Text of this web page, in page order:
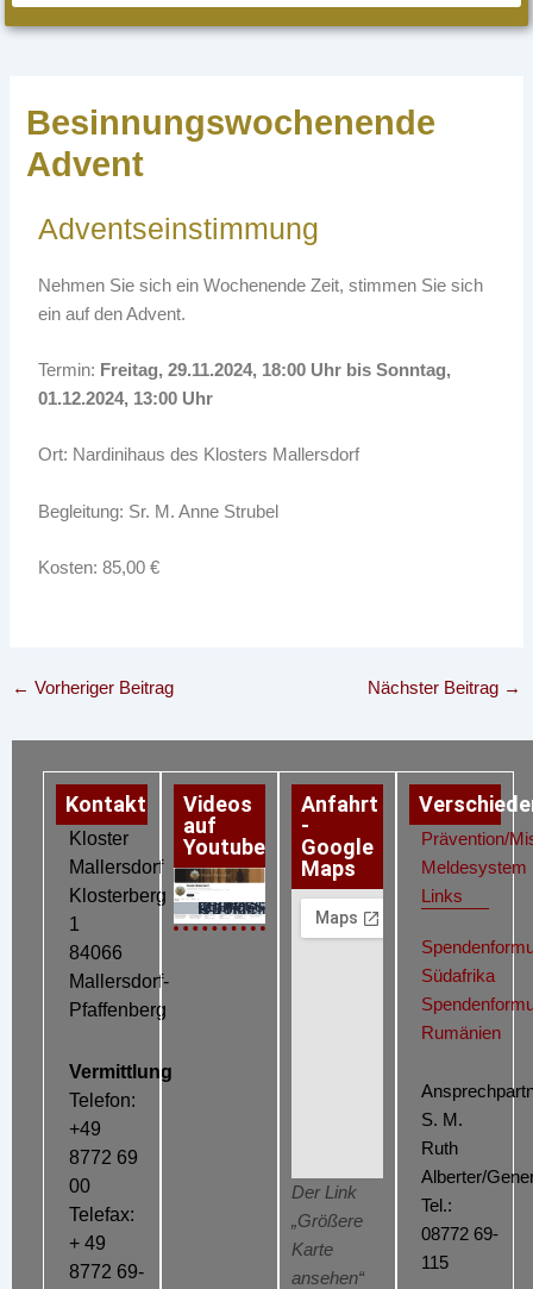
Besinnungswochenende
Advent
Adventseinstimmung
Nehmen Sie sich ein Wochenende Zeit, stimmen Sie sich
ein auf den Advent.
Termin: Freitag, 29.11.2024, 18:00 Uhr bisSonntag,
01.12.2024, 13:00 Uhr
Ort: Nardinihaus des Klosters Mallersdorf
Begleitung: Sr. M. Anne Strubel
Kosten: 85,00 €
← Vorheriger Beitrag Nächster Beitrag →
Kontakt
Kloster
Mallersdorf
Klosterberg
1
84066
Mallersdorf-
Pfaffenberg
Vermittlung
Telefon:
+49
8772 69
00
Telefax:
+ 49
8772 69-
Videos
auf
Youtube
Datenschutz
Impressum
Cookie-Richtlinie (EU)
Anfahrt
-
Google
Maps
Der Link
„Größere
Karte
ansehen“
Prävention/
Meldesystem
Links
Südafrika
Rumänien
S. M.
Ruth
Alberter/
Tel.:
08772 69-
115